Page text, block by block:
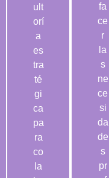
ult
orí
a
es
tra
té
gi
ca
pa
ra
co
la
fa
ce
r
la
s
ne
ce
si
da
de
s
pr